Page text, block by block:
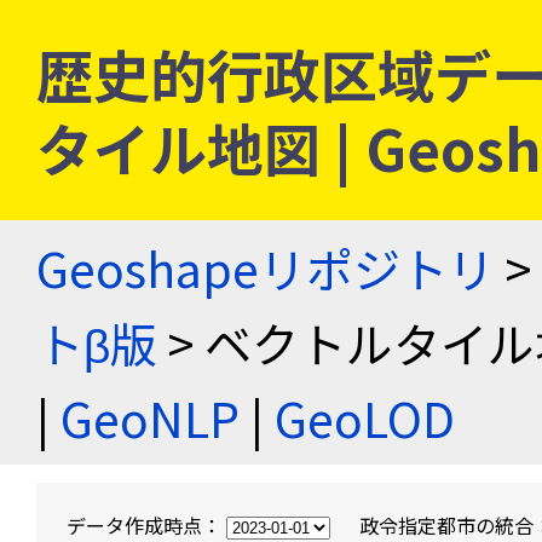
歴史的行政区域デ
タイル地図 |
Geoshapeリポジトリ >
トβ版 > ベクトルタイ
| GeoNLP | GeoLOD
データ作成時点： 政令指定都市の統